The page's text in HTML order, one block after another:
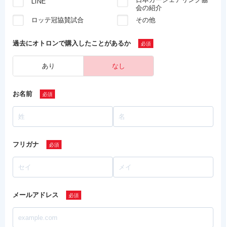
会の紹介
ロッテ冠協賛試合
その他
過去にオトロンで購入したことがあるか
あり なし
お名前
フリガナ
メールアドレス